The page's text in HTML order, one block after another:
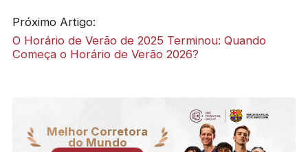
Próximo Artigo:
O Horário de Verão de 2025 Terminou: Quando
Começa o Horário de Verão 2026?
Melhor Corretora
do Mundo